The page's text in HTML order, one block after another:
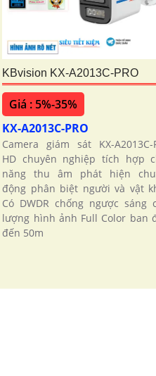
'
KBvision KX-A2013C-PRO
Giá : 5%-35%
KX-A2013C-PRO
Camera giám sát KX-A2013C-
HD chuyên nghiệp tích hợp
năng thu âm phát hiện
động phân biệt người và vật
Có DWDR chống ngược sáng
lượng hình ảnh Full Color ban
đến 50m